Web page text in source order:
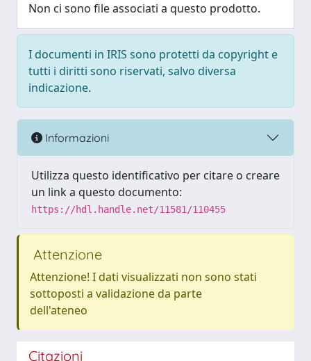
Non ci sono file associati a questo prodotto.
I documenti in IRIS sono protetti da copyright e
tutti i diritti sono riservati, salvo diversa
indicazione.
Informazioni
Utilizza questo identificativo per citare o creare
un link a questo documento:
https://hdl.handle.net/11581/110455
Attenzione
Attenzione! I dati visualizzati non sono stati
sottoposti a validazione da parte
dell'ateneo
Citazioni